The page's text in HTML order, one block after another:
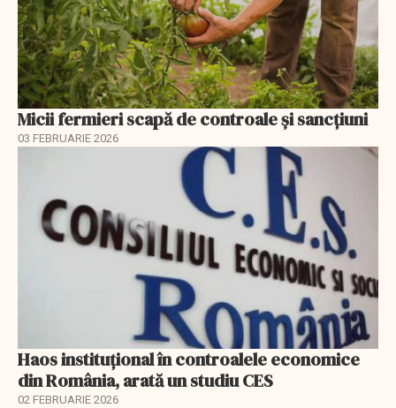
Micii fermieri scapă de controale și sancțiuni
03 FEBRUARIE 2026
Haos instituțional în controalele economice
din România, arată un studiu CES
02 FEBRUARIE 2026